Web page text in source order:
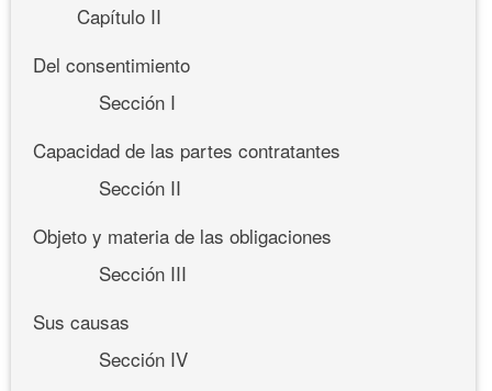
Capítulo II
Del consentimiento
Sección I
Capacidad de las partes contratantes
Sección II
Objeto y materia de las obligaciones
Sección III
Sus causas
Sección IV